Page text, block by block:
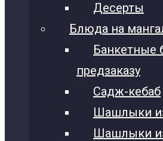
Десерты
Блюда на
Банкетные
предзаказу
Садж-кебаб
Шашлыки
Шашлыки